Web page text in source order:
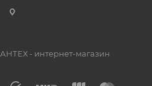
- интернет-магазин